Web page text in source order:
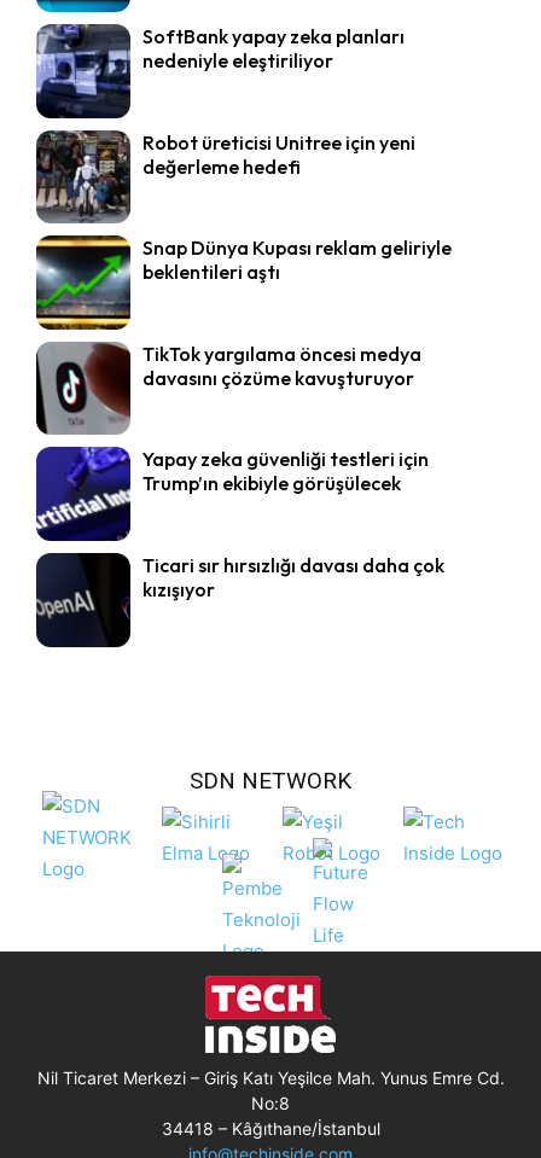
SoftBank yapay zeka planları
nedeniyle eleştiriliyor
Robot üreticisi Unitree için yeni
değerleme hedefi
Snap Dünya Kupası reklam geliriyle
beklentileri aştı
TikTok yargılama öncesi medya
davasını çözüme kavuşturuyor
Yapay zeka güvenliği testleri için
Trump’ın ekibiyle görüşülecek
Ticari sır hırsızlığı davası daha çok
kızışıyor
SDN NETWORK
Nil Ticaret Merkezi – Giriş Katı Yeşilce Mah. Yunus Emre Cd.
No:8
34418 – Kâğıthane/İstanbul
info@techinside.com